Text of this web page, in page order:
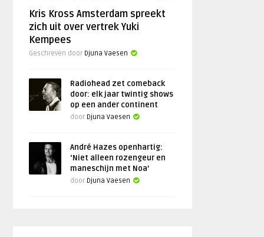
Kris Kross Amsterdam spreekt
zich uit over vertrek Yuki
Kempees
Geschreven door Djuna Vaesen
Radiohead zet comeback
door: elk jaar twintig shows
op een ander continent
door Djuna Vaesen
André Hazes openhartig:
‘Niet alleen rozengeur en
maneschijn met Noa’
door Djuna Vaesen